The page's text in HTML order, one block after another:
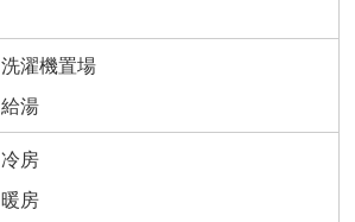
洗濯機置場
給湯
冷房
暖房